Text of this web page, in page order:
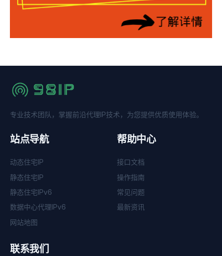
专业技术团队，掌握前沿代理IP技术，为您提供优质使用体验。
站点导航
动态住宅IP
静态住宅IP
静态住宅IPv6
数据中心代理IPv6
网站地图
帮助中心
接口文档
操作指南
常见问题
最新资讯
联系我们